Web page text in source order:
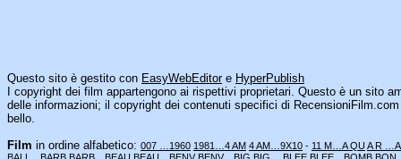
Questo sito è gestito con EasyWebEditore HyperPublish
I copyright dei film appartengono ai rispettivi proprietari. Questo è un sito
delle informazioni; il copyright dei contenuti specifici di
bello.
Film in ordine alfabetico: 007 …1960 1981…4 AM 4 AM…9X10 - 11 M…A QUA R